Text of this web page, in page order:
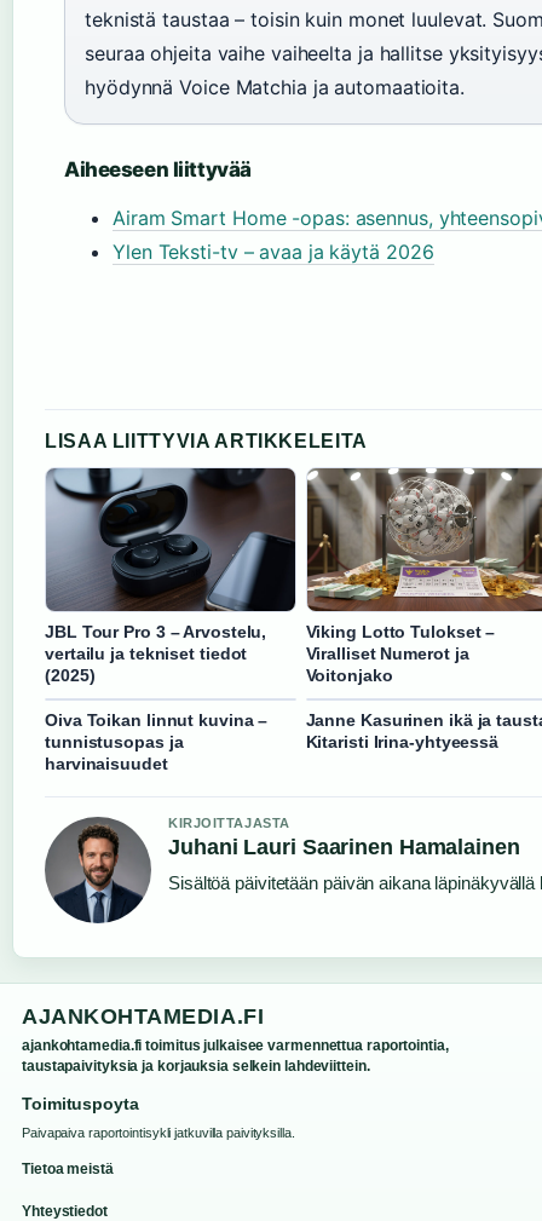
teknistä taustaa – toisin kuin monet luulevat.
seuraa ohjeita vaihe vaiheelta ja hallitse
hyödynnä Voice Matchia ja automaatioita.
Aiheeseen liittyvää
Airam Smart Home -opas: asennus,
Ylen Teksti-tv – avaa ja käytä 2026
LISAA LIITTYVIA ARTIKKELEITA
JBL Tour Pro 3 – Arvostelu,
vertailu ja tekniset tiedot
(2025)
Viking Lotto Tulokset –
Viralliset Numerot ja
Voitonjako
Oiva Toikan linnut kuvina –
tunnistusopas ja
harvinaisuudet
Janne Kasurinen ikä ja
Kitaristi Irina-yhtyeessä
KIRJOITTAJASTA
Juhani Lauri Saarinen Hamalainen
Sisältöä päivitetään päivän aikana läpinäkyvällä
AJANKOHTAMEDIA.FI
ajankohtamedia.fi toimitus julkaisee varmennettua raportointia,
taustapaivityksia ja korjauksia selkein lahdeviittein.
Toimituspoyta
Paivapaiva raportointisykli jatkuvilla paivityksilla.
Tietoa meistä
Yhteystiedot